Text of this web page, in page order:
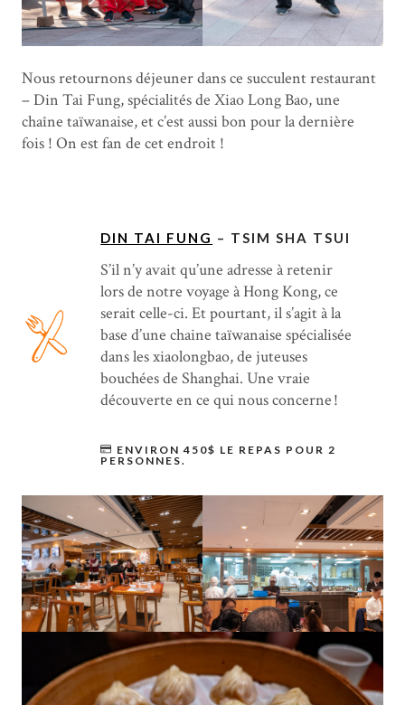
Nous retournons déjeuner dans ce succulent restaurant
– Din Tai Fung, spécialités de Xiao Long Bao, une
chaîne taïwanaise, et c’est aussi bon pour la dernière
fois ! On est fan de cet endroit !
DIN TAI FUNG – TSIM SHA TSUI
S’il n’y avait qu’une adresse à retenir
lors de notre voyage à Hong Kong, ce
serait celle-ci. Et pourtant, il s’agit à la
base d’une chaine taïwanaise spécialisée
dans les xiaolongbao, de juteuses
bouchées de Shanghai. Une vraie
découverte en ce qui nous concerne !
ENVIRON 450$ LE REPAS POUR 2
PERSONNES.